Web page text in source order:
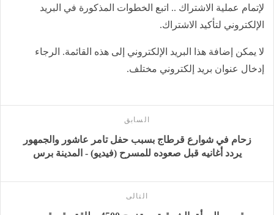
لإتمام عملية الاشتراك .. اتبع الخطوات المذكورة في البريد
الإلكتروني لتأكيد الاشتراك.
لا يمكن إضافة هذا البريد الإلكتروني إلى هذه القائمة. الرجاء
إدخال عنوان بريد إلكتروني مختلف.
السابق
زحام في شوارع قرطاج بسبب حفل تامر عاشور والجمهور
يردد أغانيه قبل صعوده للمسرح (فيديو) - المدينة برس
التالى